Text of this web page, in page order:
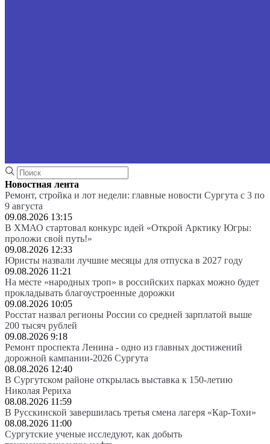
Новостная лента
Ремонт, стройка и лот недели: главные новости Сургута с 3 по
9 августа
09.08.2026 13:15
В ХМАО стартовал конкурс идей «Открой Арктику Югры:
проложи свой путь!»
09.08.2026 12:33
Юристы назвали лучшие месяцы для отпуска в 2027 году
09.08.2026 11:21
На месте «народных троп» в российских парках можно будет
прокладывать благоустроенные дорожки
09.08.2026 10:05
Росстат назвал регионы России со средней зарплатой выше
200 тысяч рублей
09.08.2026 9:18
Ремонт проспекта Ленина - одно из главных достижений
дорожной кампании-2026 Сургута
08.08.2026 12:40
В Сургутском районе открылась выставка к 150-летию
Николая Рериха
08.08.2026 11:59
В Русскинской завершилась третья смена лагеря «Кар-Тохи»
08.08.2026 11:00
Сургутские ученые исследуют, как добыть